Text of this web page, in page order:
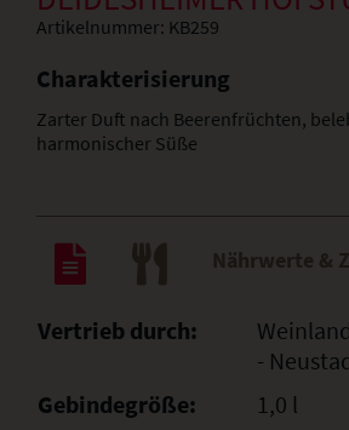
Artikelnummer: KB259
Charakterisierung
Zarter Duft nach Beerenfrüchten,
harmonischer Süße
Nährwerte &
Vertrieb durch:
-
Gebindegröße:
1,0 l